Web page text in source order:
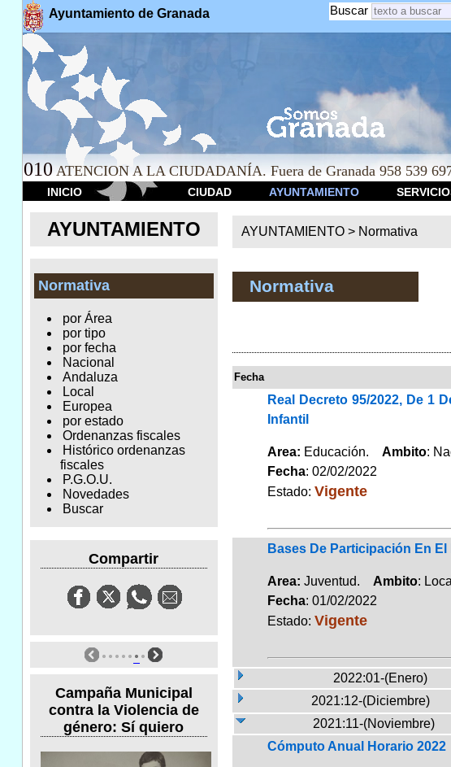
Ayuntamiento de Granada Buscar
010 ATENCION A LA CIUDADANÍA. Fuera de Granada 958 539
INICIO CIUDAD AYUNTAMIENTO
AYUNTAMIENTO
Normativa
por Área
por tipo
por fecha
Nacional
Andaluza
Local
Europea
por estado
Ordenanzas fiscales
Histórico ordenanzas
fiscales
P.G.O.U.
Novedades
Buscar
Compartir
Campaña Municipal
contra la Violencia de
género: Sí quiero
AYUNTAMIENTO > Normativa
Normativa
Fecha
Real Decreto 95/2022, De 1
Infantil
Area: Educación. Ambito:
Fecha: 02/02/2022
Estado: Vigente
Bases De Participación En
Area: Juventud. Ambito:
Fecha: 01/02/2022
Estado: Vigente
2022:01-(Enero)
2021:12-(Diciembre)
2021:11-(Noviembre)
Cómputo Anual Horario 2022